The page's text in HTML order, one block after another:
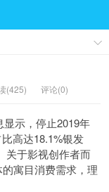
(425) 评论(0)
示，停止2019年
高达18.1%银发
关于影视创作者而
寓目消费需求，理